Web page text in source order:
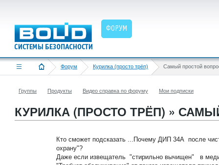
ФОРУМ
Форум Курилка (просто трёп) Самый простой
Группы Продукты Видео справка по форуму Мои подписки
КУРИЛКА (ПРОСТО ТРЁП) »
Кто сможет подсказать ...Почему ДИП 34А после
охрану"?
Даже если извещатель "стирильно вычищен" в